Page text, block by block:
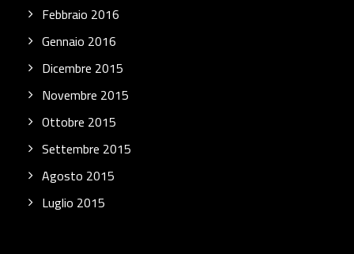
Febbraio 2016
Gennaio 2016
Dicembre 2015
Novembre 2015
Ottobre 2015
Settembre 2015
Agosto 2015
Luglio 2015